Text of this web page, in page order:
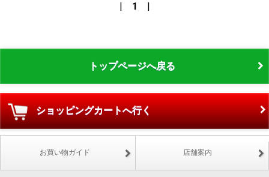
| 1 |
トップページへ戻る
ショッピングカートへ行く
お買い物ガイド 店舗案内